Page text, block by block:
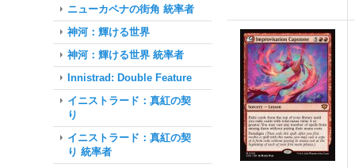
ニューカペナの街角 統率者
神河：輝ける世界
神河：輝ける世界 統率者
Innistrad: Double Feature
イニストラード：真紅の契
り
イニストラード：真紅の契
り 統率者